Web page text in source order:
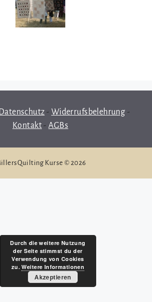
Datenschutz - Widerrufsbelehrung -
Kontakt-AGBs
Kurse © 2026
Durch die weitere Nutzung
der Seite stimmst du der
Verwendung von Cookies
zu.Weitere Informationen
Akzeptieren